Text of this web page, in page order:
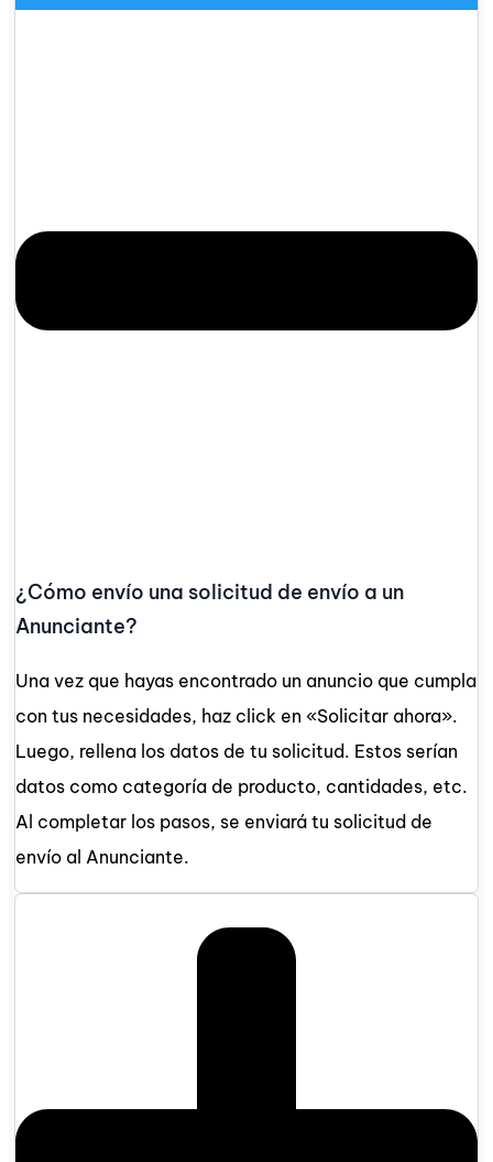
¿Cómo envío una solicitud de envío a un
Anunciante?
Una vez que hayas encontrado un anuncio que cumpla
con tus necesidades, haz click en «Solicitar ahora».
Luego, rellena los datos de tu solicitud. Estos serían
datos como categoría de producto, cantidades, etc.
Al completar los pasos, se enviará tu solicitud de
envío al Anunciante.